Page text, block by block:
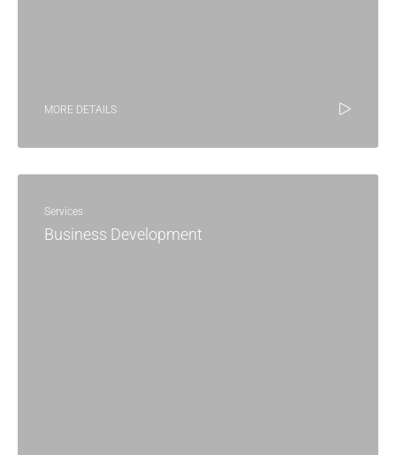
MORE DETAILS
Services
Business Development